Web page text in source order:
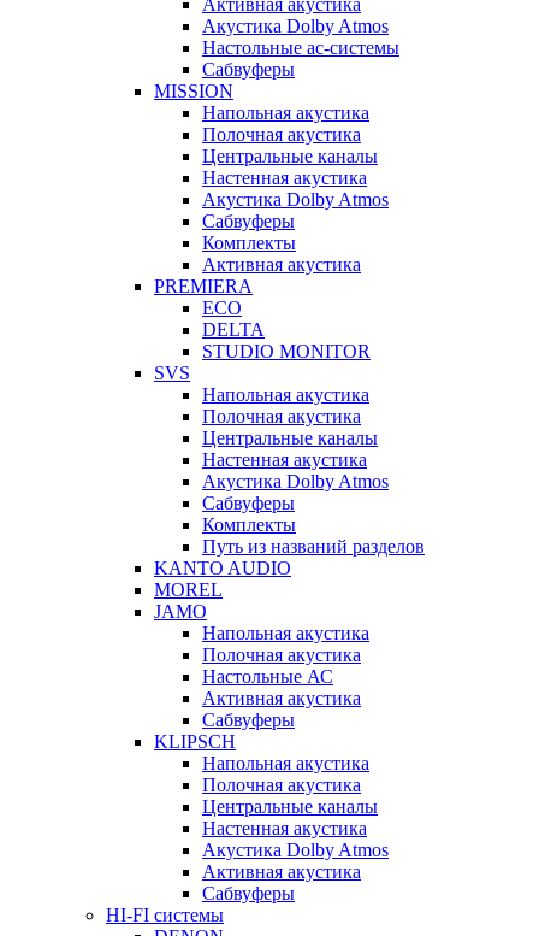
Активная акустика
Акустика Dolby Atmos
Настольные ас-системы
Сабвуферы
MISSION
Напольная акустика
Полочная акустика
Центральные каналы
Настенная акустика
Акустика Dolby Atmos
Сабвуферы
Комплекты
Активная акустика
PREMIERA
ECO
DELTA
STUDIO MONITOR
SVS
Напольная акустика
Полочная акустика
Центральные каналы
Настенная акустика
Акустика Dolby Atmos
Сабвуферы
Комплекты
Путь из названий разделов
KANTO AUDIO
MOREL
JAMO
Напольная акустика
Полочная акустика
Настольные АС
Активная акустика
Сабвуферы
KLIPSCH
Напольная акустика
Полочная акустика
Центральные каналы
Настенная акустика
Акустика Dolby Atmos
Активная акустика
Сабвуферы
HI-FI системы